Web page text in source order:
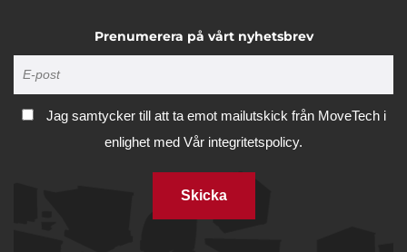
Prenumerera på vårt nyhetsbrev
Jag samtycker till att ta emot mailutskick från MoveTech i
enlighet med Vår integritetspolicy.
Skicka